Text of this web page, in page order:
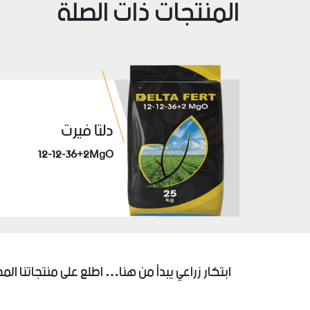
المنتجات ذات الصلة
دلتا فيرت
12-12-36+2MgO
ابتكار زراعي يبدأ من هنا… اطلع على منتجاتنا